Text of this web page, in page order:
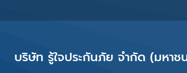
บริษัท รู้ใจประกันภัย จำกัด (มหาช